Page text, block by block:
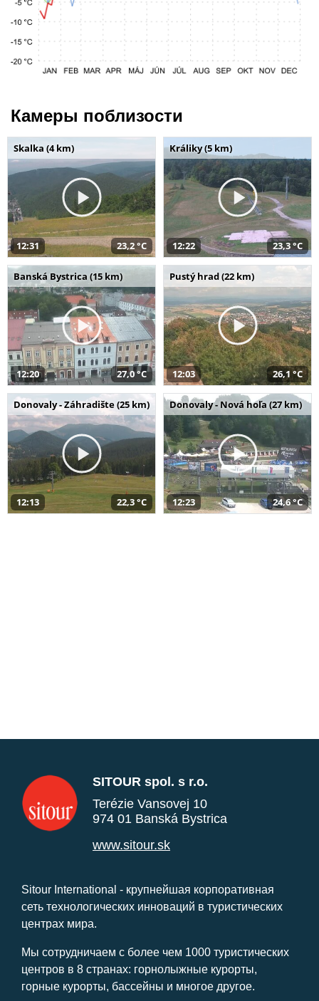
Камеры поблизости
Skalka (4 km)
12:31 23,2 °C
Králiky (5 km)
12:22 23,3 °C
Banská Bystrica (15 km)
12:20 27,0 °C
Pustý hrad (22 km)
12:03 26,1 °C
Donovaly - Záhradište (25 km)
12:13 22,3 °C
Donovaly - Nová hoľa (27 km)
12:23 24,6 °C
SITOUR spol. s r.o.
Terézie Vansovej 10
974 01 Banská Bystrica
www.sitour.sk
Sitour International - крупнейшая корпоративная
сеть технологических инноваций в туристических
центрах мира.
Мы сотрудничаем с более чем 1000 туристических
центров в 8 странах: горнолыжные курорты,
горные курорты, бассейны и многое другое.